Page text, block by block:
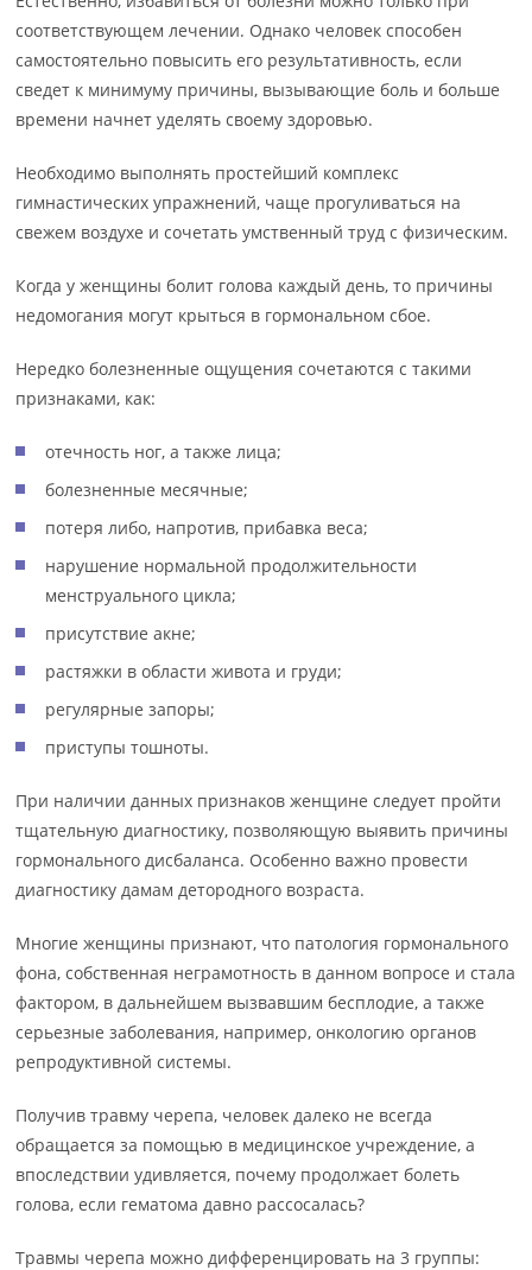
соответствующем лечении. Однако человек способен
самостоятельно повысить его результативность, если
сведет к минимуму причины, вызывающие боль и больше
времени начнет уделять своему здоровью.
Необходимо выполнять простейший комплекс
гимнастических упражнений, чаще прогуливаться на
свежем воздухе и сочетать умственный труд с физическим.
Когда у женщины болит голова каждый день, то причины
недомогания могут крыться в гормональном сбое.
Нередко болезненные ощущения сочетаются с такими
признаками, как:
отечность ног, а также лица;
болезненные месячные;
потеря либо, напротив, прибавка веса;
нарушение нормальной продолжительности
менструального цикла;
присутствие акне;
растяжки в области живота и груди;
регулярные запоры;
приступы тошноты.
При наличии данных признаков женщине следует пройти
тщательную диагностику, позволяющую выявить причины
гормонального дисбаланса. Особенно важно провести
диагностику дамам детородного возраста.
Многие женщины признают, что патология гормонального
фона, собственная неграмотность в данном вопросе и стала
фактором, в дальнейшем вызвавшим бесплодие, а также
серьезные заболевания, например, онкологию органов
репродуктивной системы.
Получив травму черепа, человек далеко не всегда
обращается за помощью в медицинское учреждение, а
впоследствии удивляется, почему продолжает болеть
голова, если гематома давно рассосалась?
Травмы черепа можно дифференцировать на 3 группы: